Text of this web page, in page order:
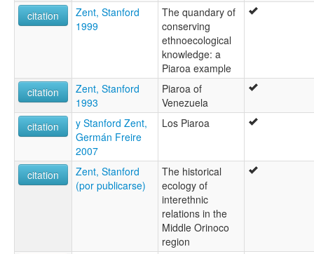
citation
Zent, Stanford
1999
The quandary of
conserving
ethnoecological
knowledge: a
Piaroa example
citation
Zent, Stanford
1993
Piaroa of
Venezuela
citation
y Stanford Zent,
Germán Freire
2007
Los Piaroa
citation
Zent, Stanford
(por publicarse)
The historical
ecology of
interethnic
relations in the
Middle Orinoco
region